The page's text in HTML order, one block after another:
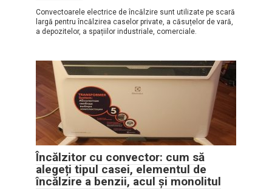
Convectoarele electrice de încălzire sunt utilizate pe scară
largă pentru încălzirea caselor private, a căsuțelor de vară,
a depozitelor, a spațiilor industriale, comerciale.
Încălzitor cu convector: cum să
alegeți tipul casei, elementul de
încălzire a benzii, acul și monolitul